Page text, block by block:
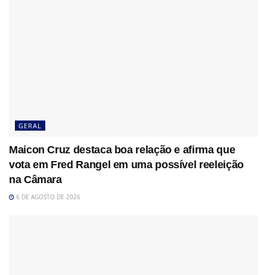
GERAL
Maicon Cruz destaca boa relação e afirma que
vota em Fred Rangel em uma possível reeleição
na Câmara
6 DE AGOSTO DE 2026